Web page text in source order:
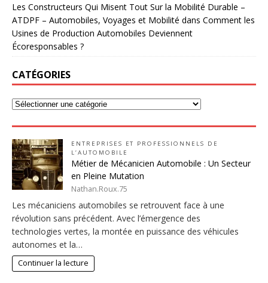
Les Constructeurs Qui Misent Tout Sur la Mobilité Durable –
ATDPF – Automobiles, Voyages et Mobilité dans Comment les
Usines de Production Automobiles Deviennent
Écoresponsables ?
CATÉGORIES
ENTREPRISES ET PROFESSIONNELS DE
L’AUTOMOBILE
Métier de Mécanicien Automobile : Un Secteur
en Pleine Mutation
Nathan.Roux.75
Les mécaniciens automobiles se retrouvent face à une
révolution sans précédent. Avec l’émergence des
technologies vertes, la montée en puissance des véhicules
autonomes et la…
Continuer la lecture